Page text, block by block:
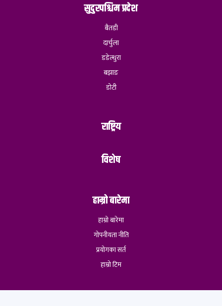
सुदुरपश्चिम प्रदेश
बैतडी
दार्चुला
डडेल्धुरा
बझाङ
डोटी
राष्ट्रिय
विशेष
हाम्रो बारेमा
हाम्रो बारेमा
गोपनीयता नीति
प्रयोगका सर्त
हाम्रो टिम